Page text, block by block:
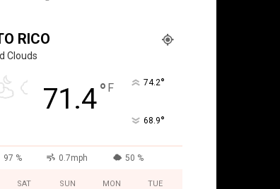
RICO
Clouds
71.4° F 74.2°
68.9°
97 % 0.7mph 50 %
SAT SUN MON TUE